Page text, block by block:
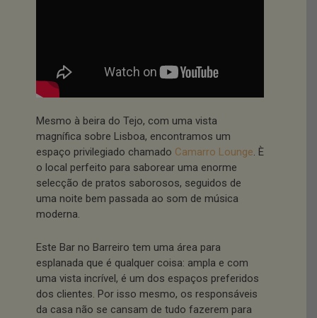
Mesmo à beira do Tejo, com uma vista
magnífica sobre Lisboa, encontramos um
espaço privilegiado chamado Camarro Lounge. È
o local perfeito para saborear uma enorme
selecção de pratos saborosos, seguidos de
uma noite bem passada ao som de música
moderna.
Este Bar no Barreiro tem uma área para
esplanada que é qualquer coisa: ampla e com
uma vista incrível, é um dos espaços preferidos
dos clientes. Por isso mesmo, os responsáveis
da casa não se cansam de tudo fazerem para